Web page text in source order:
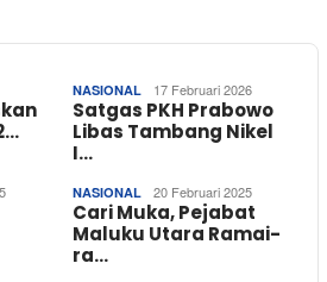
NASIONAL 17 Februari 2026
Satgas PKH Prabowo
Libas Tambang Nikel
I…
NASIONAL 20 Februari 2025
Cari Muka, Pejabat
Maluku Utara Ramai-
ra…